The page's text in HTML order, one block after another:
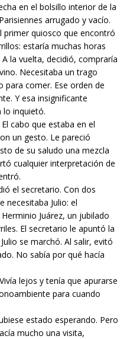
en el bolsillo interior de la
arrugado y vacío.
primer quiosco que encontró
estaría muchas horas
la vuelta, decidió, compraría
Necesitaba un trago
para comer. Ese orden de
Y esa insignificante
lo inquietó.
cabo que estaba en el
un gesto. Le pareció
de su saludo una mezcla
cualquier interpretación de
el secretario. Con dos
necesitaba Julio: el
Juárez, un jubilado
El secretario le apuntó la
se marchó. Al salir, evitó
No sabía por qué hacía
lejos y tenía que apurarse
para cuando
estado esperando. Pero
mucho una visita,